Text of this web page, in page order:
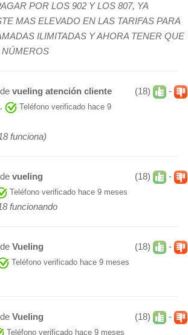
POR LOS 902 Y LOS 807, YA
MAS ELEVADO EN LAS TARIFAS PARA
ILIMITADAS Y AHORA TENER QUE
(18) -
vueling atención cliente
.
Teléfono verificado hace 9
funciona)
(18) -
vueling
Teléfono verificado hace 9 meses
funcionando
(18) -
Vueling
Teléfono verificado hace 9 meses
(18) -
Vueling
Teléfono verificado hace 9 meses